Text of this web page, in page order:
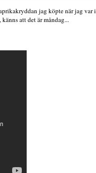
jag köpte när jag var i
att det är måndag...